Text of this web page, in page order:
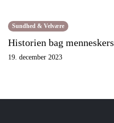
Sundhed & Velvære
Historien bag
19. december 2023